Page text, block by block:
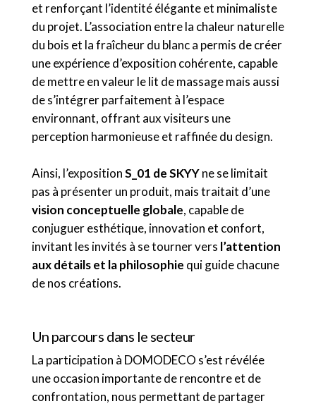
et renforçant l’identité élégante et minimaliste
du projet. L’association entre la chaleur naturelle
du bois et la fraîcheur du blanc a permis de créer
une expérience d’exposition cohérente, capable
de mettre en valeur le lit de massage mais aussi
de s’intégrer parfaitement à l’espace
environnant, offrant aux visiteurs une
perception harmonieuse et raffinée du design.
Ainsi, l’expositionS_01 de SKYYne se limitait
pas à présenter un produit, mais traitait d’une
vision conceptuelle globale, capable de
conjuguer esthétique, innovation et confort,
invitant les invités à se tourner vers l’attention
aux détails et la philosophie qui guide chacune
de nos créations.
Un parcours dans le secteur
La participation à DOMODECO s’est révélée
une occasion importante de rencontre et de
confrontation, nous permettant de partager